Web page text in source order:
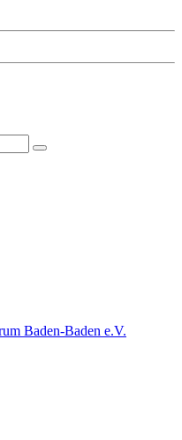
Baden-Baden e.V.